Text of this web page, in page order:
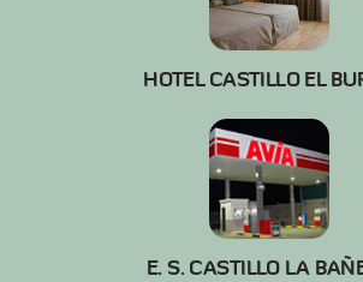
HOTEL CASTILLO EL
E. S. CASTILLO LA